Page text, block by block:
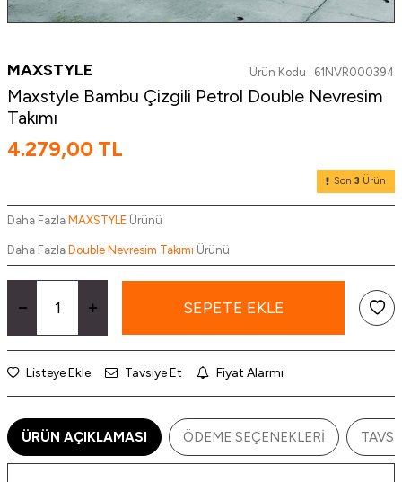
MAXSTYLE Ürün Kodu : 61NVR000394
Maxstyle Bambu Çizgili Petrol Double Nevresim
Takımı
4.279,00 TL
Son 3 Ürün
Daha Fazla MAXSTYLE Ürünü
Daha Fazla Double Nevresim Takımı Ürünü
SEPETE EKLE
Listeye Ekle Tavsiye Et Fiyat Alarmı
ÜRÜN AÇIKLAMASI ÖDEME SEÇENEKLERI